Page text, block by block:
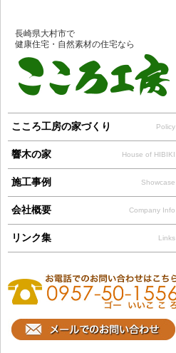
長崎県大村市で
健康住宅・自然素材の住宅なら
こころ工房の家づくり Policy
響木の家 House of HIBIKI
施工事例 Showcase
会社概要 Company Info
リンク集 Links